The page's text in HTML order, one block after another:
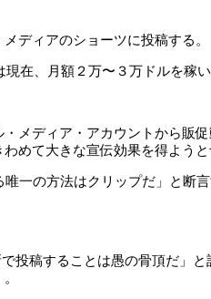
ディアのショーツに投稿する。
在、月額２万〜３万ドルを稼い
メディア・アカウントから販
めて大きな宣伝効果を得ようと
一の方法はクリップだ」と断
投稿することは愚の骨頂だ」と